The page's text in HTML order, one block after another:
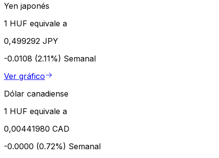
Yen japonés
1 HUF equivale a
0,499292 JPY
-0.0108 (2.11%) Semanal
Ver gráfico
Dólar canadiense
1 HUF equivale a
0,00441980 CAD
-0.0000 (0.72%) Semanal